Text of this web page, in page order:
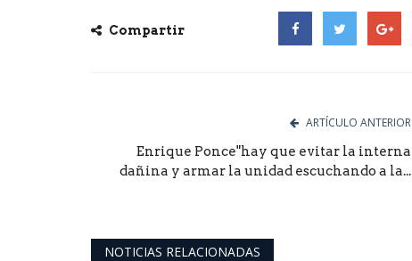
Compartir
ARTÍCULO ANTERIOR
Enrique Ponce"hay que evitar la interna
dañina y armar la unidad escuchando a la...
NOTICIAS RELACIONADAS